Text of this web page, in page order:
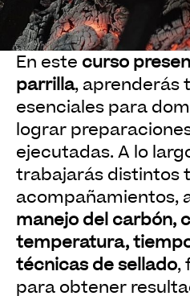
En este curso
parrilla, aprenderás
esenciales para
lograr
ejecutadas. A lo
trabajarás distintos
acompañamientos,
manejo del carbón,
temperatura,
técnicas de sellado,
para obtener